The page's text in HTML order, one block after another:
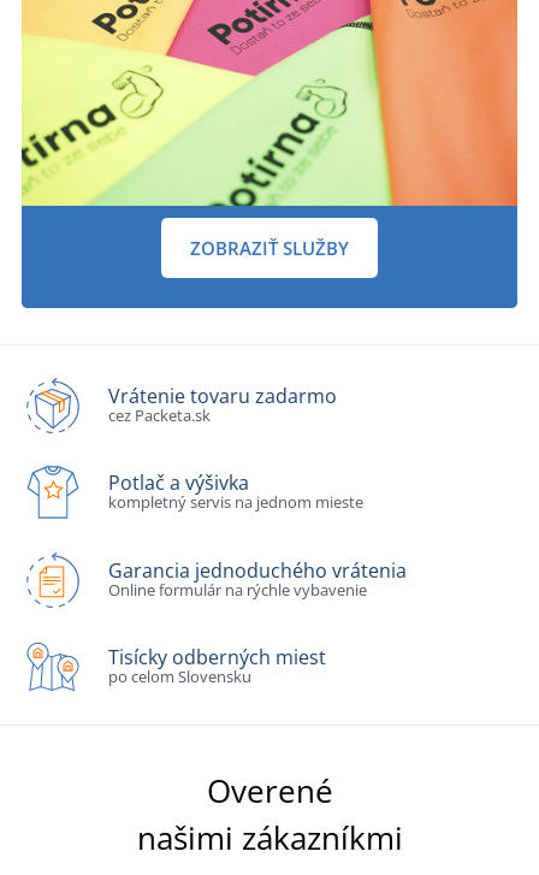
ZOBRAZIŤ SLUŽBY
Vrátenie tovaru zadarmo
cez Packeta.sk
Potlač a výšivka
kompletný servis na jednom mieste
Garancia jednoduchého vrátenia
Online formulár na rýchle vybavenie
Tisícky odberných miest
po celom Slovensku
Overené
našimi zákazníkmi